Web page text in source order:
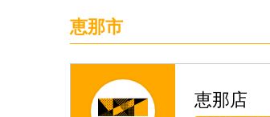
恵那市
恵那店